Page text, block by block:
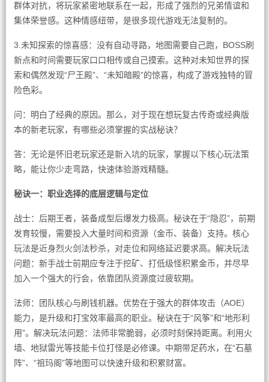
群体对抗，将玩家紧密地联系在一起，形成了强烈的兄弟情谊和
集体荣誉感。这种情感纽带，是很多现代游戏无法复制的。
3.未知探索的惊喜感：没有自动寻路，地图需要自己跑，BOSS刷
新点和时间需要玩家口口相传或自己摸索。这种对未知世界的探
索和偶然发现“尸王殿”、“未知暗殿”的惊喜，构成了游戏独特的冒
险色彩。
问：明白了经典的原因。那么，对于现在想玩复古传奇或经典版
本的新老玩家，有哪些必须掌握的实战秘诀？
答：无论是怀旧老玩家还是新入坑的玩家，掌握以下核心玩法策
略，能让你少走弯路，快速体验游戏精髓。
秘诀一：职业选择的底层逻辑与定位
战士：后期王者，装备成型后爆发力极高。秘诀在于“隐忍”，前期
发育较慢，需要投入大量时间和资源（金币、装备）支持。核心
玩法是近身烈火剑法秒杀，对走位和网络延迟要求高。解决玩法
问题：新手战士前期应专注于挖矿、打低级怪积累金币，并尽早
加入一个强大的行会，依靠团队资源度过疲软期。
法师：团队核心与刷钱机器。优势在于强大的群体攻击（AOE）
能力，是升级和打宝效率最高的职业。秘诀在于“风筝”和“地形利
用”。解决玩法问题：法师非常脆弱，必须时刻保持距离。利用火
墙、地狱雷光等技能卡位打怪是必修课。中期带足药水，在“石墓
阵”、“祖玛阁”等地图可以快速升级和积累财富。